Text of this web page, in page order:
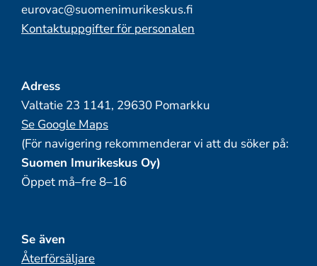
eurovac@suomenimurikeskus.fi
Kontaktuppgifter för personalen
Adress
Valtatie 23 1141, 29630 Pomarkku
Se Google Maps
(För navigering rekommenderar vi att du söker på:
Suomen Imurikeskus Oy)
Öppet må–fre 8–16
Se även
Återförsäljare